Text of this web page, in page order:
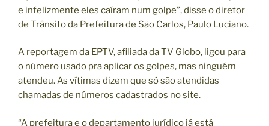
e infelizmente eles caíram num golpe”, disse o diretor
de Trânsito da Prefeitura de São Carlos, Paulo Luciano.
A reportagem da EPTV, afiliada da TV Globo, ligou para
o número usado pra aplicar os golpes, mas ninguém
atendeu. As vítimas dizem que só são atendidas
chamadas de números cadastrados no site.
“A prefeitura e o departamento jurídico já está